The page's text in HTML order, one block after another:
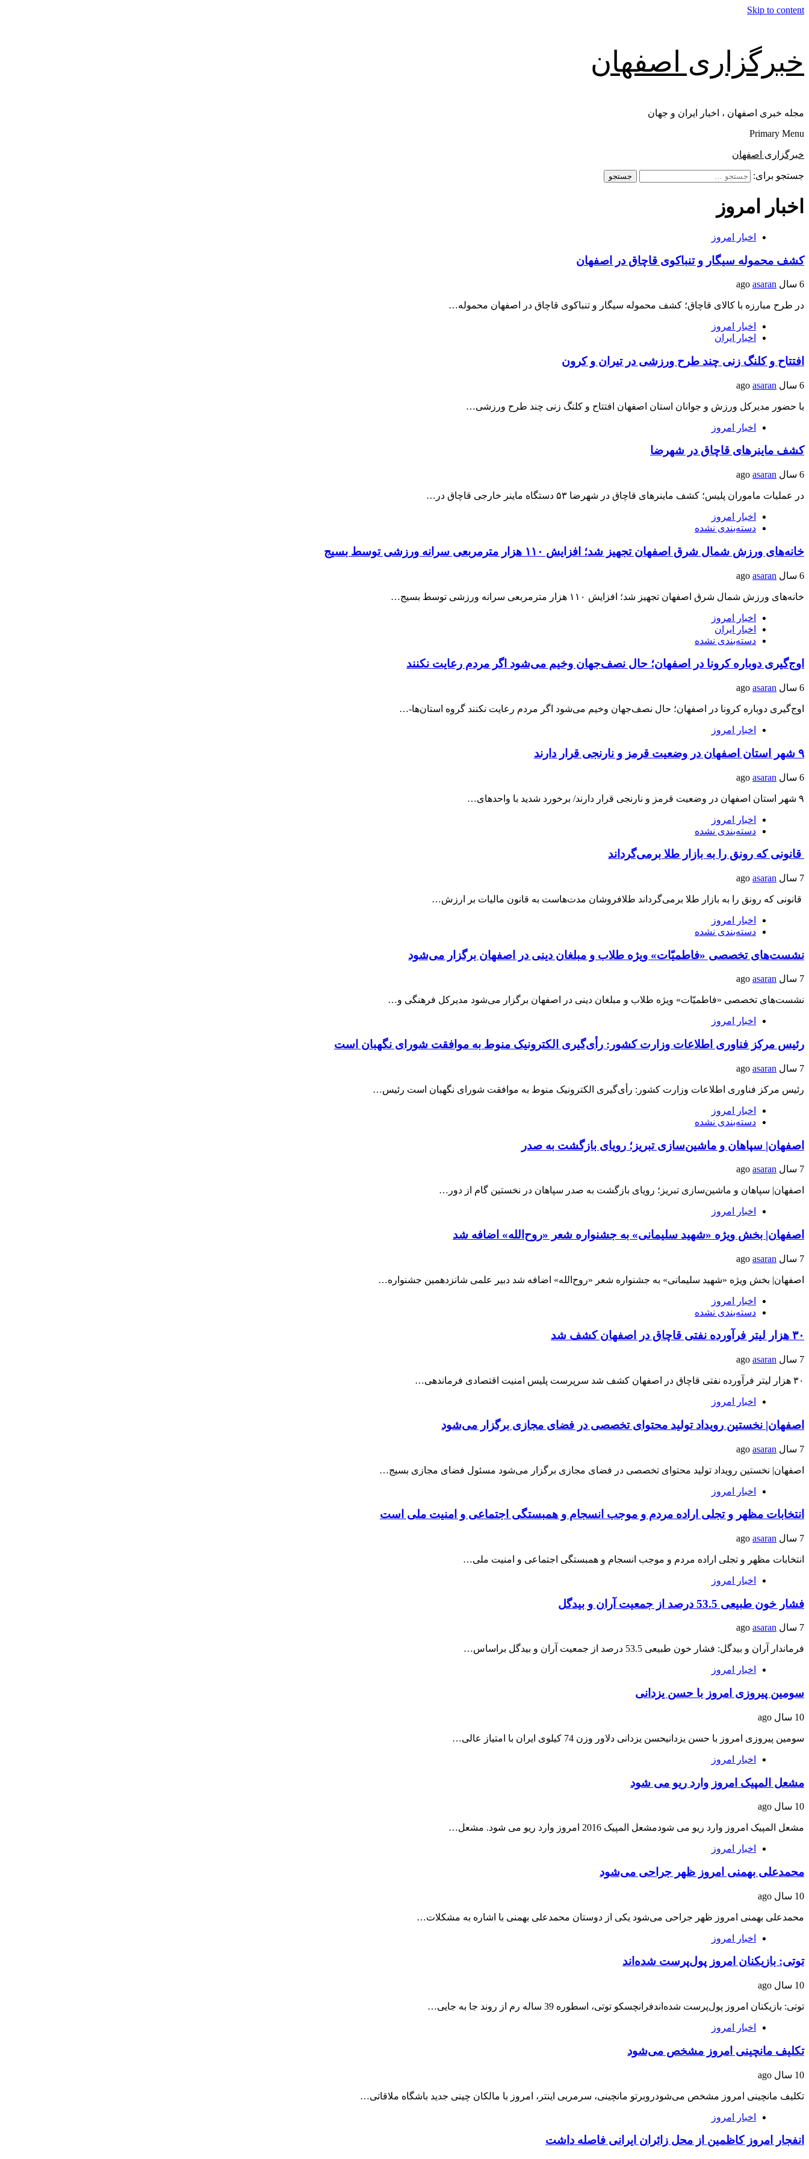
Skip to content
خبرگزاری اصفهان
مجله خبری اصفهان ، اخبار ایران و جهان
Primary Menu
خبرگزاری اصفهان
جستجو برای:
اخبار امروز
اخبار امروز
کشف محموله سیگار و تنباکوی قاچاق در اصفهان
6 سال ago asaran
در طرح مبارزه با کالای قاچاق؛ کشف محموله سیگار و تنباکوی قاچاق در اصفهان محموله…
اخبار امروز
اخبار ایران
افتتاح و کلنگ زنی چند طرح ورزشی در تیران و کرون
6 سال ago asaran
با حضور مدیرکل ورزش و جوانان استان اصفهان افتتاح و کلنگ زنی چند طرح ورزشی…
اخبار امروز
کشف ماینر‌های قاچاق در شهرضا
6 سال ago asaran
در عملیات ماموران پلیس؛ کشف ماینر‌های قاچاق در شهرضا ۵۳ دستگاه ماینر خارجی قاچاق در…
اخبار امروز
دسته‌بندی نشده
خانه‌های ورزش شمال شرق اصفهان تجهیز شد؛ افزایش ۱۱۰ هزار مترمربعی سرانه ورزشی توسط بسیج
6 سال ago asaran
خانه‌های ورزش شمال شرق اصفهان تجهیز شد؛ افزایش ۱۱۰ هزار مترمربعی سرانه ورزشی توسط بسیج…
اخبار امروز
اخبار ایران
دسته‌بندی نشده
اوج‌گیری دوباره کرونا در اصفهان؛ حال نصف‌جهان وخیم می‌شود اگر مردم رعایت نکنند
6 سال ago asaran
اوج‌گیری دوباره کرونا در اصفهان؛ حال نصف‌جهان وخیم می‌شود اگر مردم رعایت نکنند گروه استان‌ها-…
اخبار امروز
۹ شهر استان اصفهان در وضعیت قرمز و نارنجی قرار دارند
6 سال ago asaran
۹ شهر استان اصفهان در وضعیت قرمز و نارنجی قرار دارند/ برخورد شدید با واحدهای…
اخبار امروز
دسته‌بندی نشده
قانونی که رونق را به بازار طلا برمی‌گرداند
7 سال ago asaran
قانونی که رونق را به بازار طلا برمی‌گرداند طلافروشان مدت‌هاست به قانون مالیات بر ارزش…
اخبار امروز
دسته‌بندی نشده
نشست‌های تخصصی «فاطمیّات» ویژه طلاب و مبلغان دینی در اصفهان برگزار می‌شود
7 سال ago asaran
نشست‌های تخصصی «فاطمیّات» ویژه طلاب و مبلغان دینی در اصفهان برگزار می‌شود مدیرکل فرهنگی و…
اخبار امروز
رئیس مرکز فناوری اطلاعات وزارت کشور: رأی‌گیری الکترونیک منوط به موافقت شورای نگهبان است
7 سال ago asaran
رئیس مرکز فناوری اطلاعات وزارت کشور: رأی‌گیری الکترونیک منوط به موافقت شورای نگهبان است رئیس…
اخبار امروز
دسته‌بندی نشده
اصفهان| سپاهان و ماشین‌سازی تبریز؛ رویای بازگشت به صدر
7 سال ago asaran
اصفهان| سپاهان و ماشین‌سازی تبریز؛ رویای بازگشت به صدر سپاهان در نخستین گام از دور…
اخبار امروز
اصفهان| بخش ویژه «شهید سلیمانی» به جشنواره شعر «روح‌الله» اضافه شد
7 سال ago asaran
اصفهان| بخش ویژه «شهید سلیمانی» به جشنواره شعر «روح‌الله» اضافه شد دبیر علمی شانزدهمین جشنواره…
اخبار امروز
دسته‌بندی نشده
۳۰ هزار لیتر فرآورده نفتی قاچاق در اصفهان کشف شد
7 سال ago asaran
۳۰ هزار لیتر فرآورده نفتی قاچاق در اصفهان کشف شد سرپرست پلیس امنیت اقتصادی فرماندهی…
اخبار امروز
اصفهان| نخستین رویداد تولید محتوای تخصصی در فضای مجازی برگزار می‌شود
7 سال ago asaran
اصفهان| نخستین رویداد تولید محتوای تخصصی در فضای مجازی برگزار می‌شود مسئول فضای مجازی بسیج…
اخبار امروز
انتخابات مظهر و تجلی اراده مردم و موجب انسجام و همبستگی اجتماعی و امنیت ملی است
7 سال ago asaran
انتخابات مظهر و تجلی اراده مردم و موجب انسجام و همبستگی اجتماعی و امنیت ملی…
اخبار امروز
فشار خون طبیعی 53.5 درصد از جمعیت آران و بیدگل
7 سال ago asaran
فرماندار آران و بیدگل: فشار خون طبیعی 53.5 درصد از جمعیت آران و بیدگل براساس…
اخبار امروز
سومین پیروزی امروز با حسن یزدانی
10 سال ago
سومین پیروزی امروز با حسن یزدانیحسن یزدانی دلاور وزن 74 کیلوی ایران با امتیاز عالی…
اخبار امروز
مشعل المپیک امروز وارد ریو می شود
10 سال ago
مشعل المپیک امروز وارد ریو می شودمشعل المپیک 2016 امروز وارد ریو می شود. مشعل…
اخبار امروز
محمدعلی بهمنی امروز ظهر جراحی می‌شود
10 سال ago
محمدعلی بهمنی امروز ظهر جراحی می‌شود یکی از دوستان محمدعلی بهمنی با اشاره به مشکلات…
اخبار امروز
توتی: بازیکنان امروز پول‌پرست شده‌اند
10 سال ago
توتی: بازیکنان امروز پول‌پرست شده‌اندفرانچسکو توتی، اسطوره 39 ساله رم از روند جا به جایی…
اخبار امروز
تکلیف مانچینی امروز مشخص می‌شود
10 سال ago
تکلیف مانچینی امروز مشخص می‌شودروبرتو مانچینی، سرمربی اینتر، امروز با مالکان چینی جدید باشگاه ملاقاتی…
اخبار امروز
انفجار امروز کاظمین از محل زائران ایرانی فاصله داشت